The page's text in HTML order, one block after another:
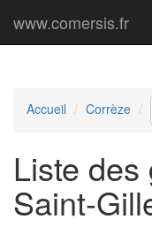
www.comersis.fr
Accueil Corrèze
Liste
Saint-